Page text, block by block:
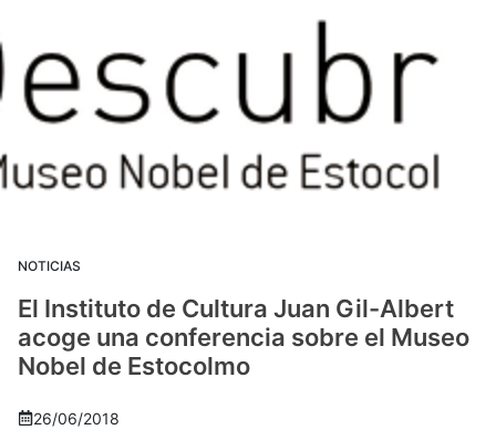
NOTICIAS
El Instituto de Cultura Juan Gil-Albert
acoge una conferencia sobre el Museo
Nobel de Estocolmo
26/06/2018